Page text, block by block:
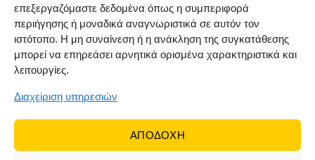
επεξεργαζόμαστε δεδομένα όπως η συμπεριφορά
περιήγησης ή μοναδικά αναγνωριστικά σε αυτόν τον
ιστότοπο. Η μη συναίνεση ή η ανάκληση της συγκατάθεσης
μπορεί να επηρεάσει αρνητικά ορισμένα χαρακτηριστικά και
λειτουργίες.
Διαχείριση υπηρεσιών
ΑΠΟΔΟΧΗ
ΑΚΟΛΟΥΘΗΣΤΕ ΜΑΣ